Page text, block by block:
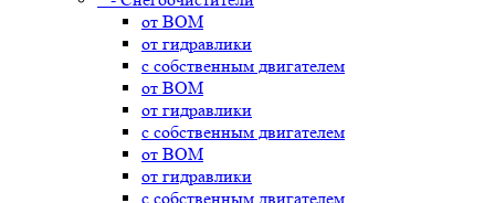
от ВОМ
от гидравлики
с собственным двигателем
от ВОМ
от гидравлики
с собственным двигателем
от ВОМ
от гидравлики
с собственным двигателем